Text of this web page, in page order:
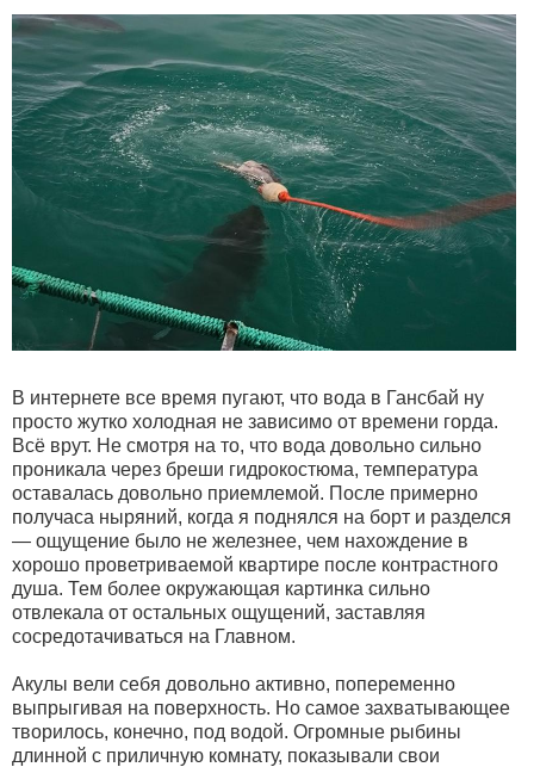
В интернете все время пугают, что вода в Гансбай ну
просто жутко холодная не зависимо от времени горда.
Всё врут. Не смотря на то, что вода довольно сильно
проникала через бреши гидрокостюма, температура
оставалась довольно приемлемой. После примерно
получаса ныряний, когда я поднялся на борт и разделся
— ощущение было не железнее, чем нахождение в
хорошо проветриваемой квартире после контрастного
душа. Тем более окружающая картинка сильно
отвлекала от остальных ощущений, заставляя
сосредотачиваться на Главном.
Акулы вели себя довольно активно, попеременно
выпрыгивая на поверхность. Но самое захватывающее
творилось, конечно, под водой. Огромные рыбины
длинной с приличную комнату, показывали свои